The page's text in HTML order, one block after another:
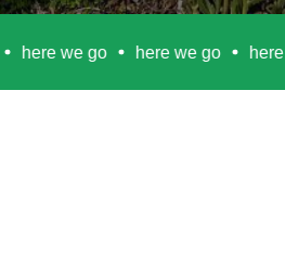
we go here we go here we go